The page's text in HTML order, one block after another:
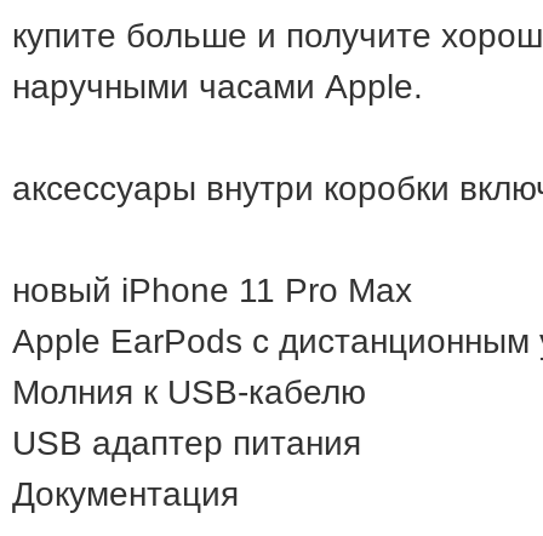
купите больше и получите
наручными часами Apple.
аксессуары внутри коробки
новый iPhone 11 Pro Max
Apple EarPods с дистанционным
Молния к USB-кабелю
USB адаптер питания
Документация